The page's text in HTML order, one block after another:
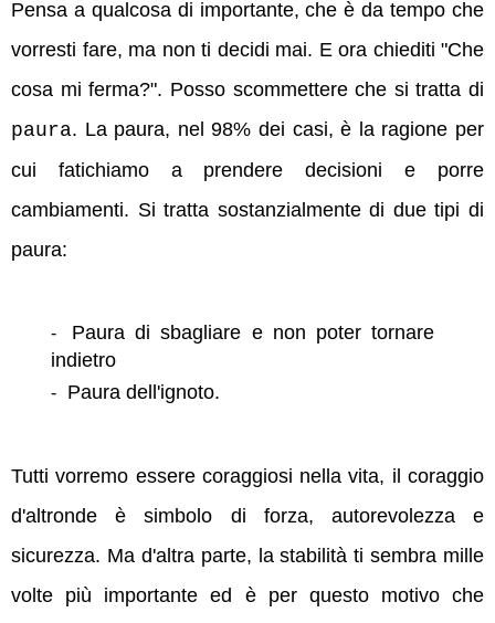
Pensa a qualcosa di importante, che è da tempo che
vorresti fare, ma non ti decidi mai. E ora chiediti "Che
cosa mi ferma?". Posso scommettere che si tratta di
paura. La paura, nel 98% dei casi, è la ragione per
cui fatichiamo a prendere decisioni e porre
cambiamenti. Si tratta sostanzialmente di due tipi di
paura:
Paura di sbagliare e non poter tornare
indietro
Paura dell'ignoto.
Tutti vorremo essere coraggiosi nella vita, il coraggio
d'altronde è simbolo di forza, autorevolezza e
sicurezza. Ma d'altra parte, la stabilità ti sembra mille
volte più importante ed è per questo motivo che